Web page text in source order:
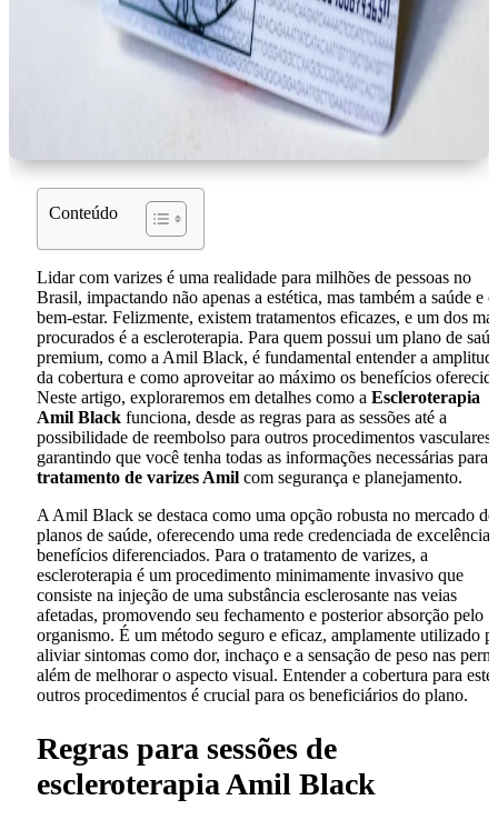
Conteúdo
Lidar com varizes é uma realidade para milhões de pessoas no
Brasil, impactando não apenas a estética, mas também a saúde e o
bem-estar. Felizmente, existem tratamentos eficazes, e um dos
procurados é a escleroterapia. Para quem possui um plano de
premium, como a Amil Black, é fundamental entender a
da cobertura e como aproveitar ao máximo os benefícios
Neste artigo, exploraremos em detalhes como a Escleroterapia
Amil Black funciona, desde as regras para as sessões até a
possibilidade de reembolso para outros procedimentos vasculares,
garantindo que você tenha todas as informações necessárias para
tratamento de varizes Amil com segurança e planejamento.
A Amil Black se destaca como uma opção robusta no mercado de
planos de saúde, oferecendo uma rede credenciada de excelência
benefícios diferenciados. Para o tratamento de varizes, a
escleroterapia é um procedimento minimamente invasivo que
consiste na injeção de uma substância esclerosante nas veias
afetadas, promovendo seu fechamento e posterior absorção pelo
organismo. É um método seguro e eficaz, amplamente utilizado
aliviar sintomas como dor, inchaço e a sensação de peso nas
além de melhorar o aspecto visual. Entender a cobertura para este
outros procedimentos é crucial para os beneficiários do plano.
Regras para sessões de
escleroterapia Amil Black